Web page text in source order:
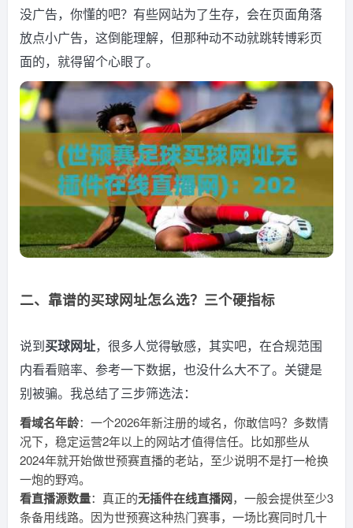
没广告，你懂的吧？有些网站为了生存，会在页面角落
放点小广告，这倒能理解，但那种动不动就跳转博彩页
面的，就得留个心眼了。
二、靠谱的买球网址怎么选？三个硬指标
说到买球网址，很多人觉得敏感，其实吧，在合规范围
内看看赔率、参考一下数据，也没什么大不了。关键是
别被骗。我总结了三步筛选法：
看域名年龄：一个2026年新注册的域名，你敢信吗？多数情
况下，稳定运营2年以上的网站才值得信任。比如那些从
2024年就开始做世预赛直播的老站，至少说明不是打一枪换
一炮的野鸡。
看直播源数量：真正的无插件在线直播网，一般会提供至少3
条备用线路。因为世预赛这种热门赛事，一场比赛同时几十